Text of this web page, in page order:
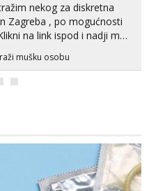
nekog za diskretna
Zagreba , po mogućnosti
mušku osobu